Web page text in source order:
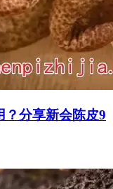
？分享新会陈皮9